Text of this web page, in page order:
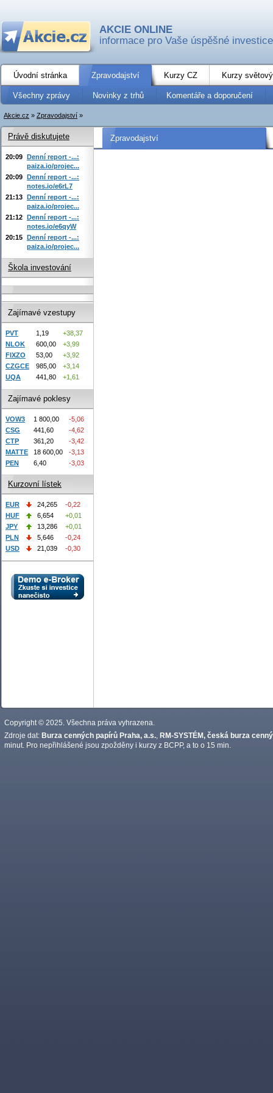
AKCIE ONLINE
informace pro Vaše úspěšné investice
Úvodní stránka Zpravodajství Kurzy CZ Kurzy
Všechny zprávy Novinky z trhů Komentáře a doporučení
Akcie.cz » Zpravodajství »
Zpravodajství
Právě diskutujete
20:09 Denní report -...:
paiza.io/projec...
20:09 Denní report -...:
notes.io/e6rL7
21:13 Denní report -...:
paiza.io/projec...
21:12 Denní report -...:
notes.io/e6qyW
20:15 Denní report -...:
paiza.io/projec...
Škola investování
Zajímavé vzestupy
PVT 1,19
+38,37
NLOK
600,00
+3,99
FIXZO
53,00
+3,92
CZGCE
985,00
+3,14
UQA
441,80 +1,61
Zajímavé poklesy
VOW3 1 800,00
-5,06
CSG
441,60
-4,62
CTP
361,20
-3,42
MATTE
18 600,00
-3,13
PEN
6,40 -3,03
Kurzovní lístek
EUR 24,265
-0,22
HUF
6,654
+0,01
JPY
13,286
+0,01
PLN
5,646
-0,24
USD
21,039 -0,30
Copyright © 2025. Všechna práva vyhrazena.
Zdroje dat: Burza cenných papírů Praha, a.s. RM-SYSTÉM, česká burza
minut. Pro nepřihlášené jsou zpožděny i kurzy z BCPP, a to o 15 min.